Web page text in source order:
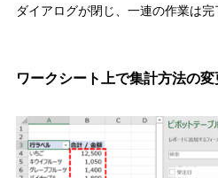
ダイアログが閉じ、一連の作業は完
ワークシート上で集計方法の